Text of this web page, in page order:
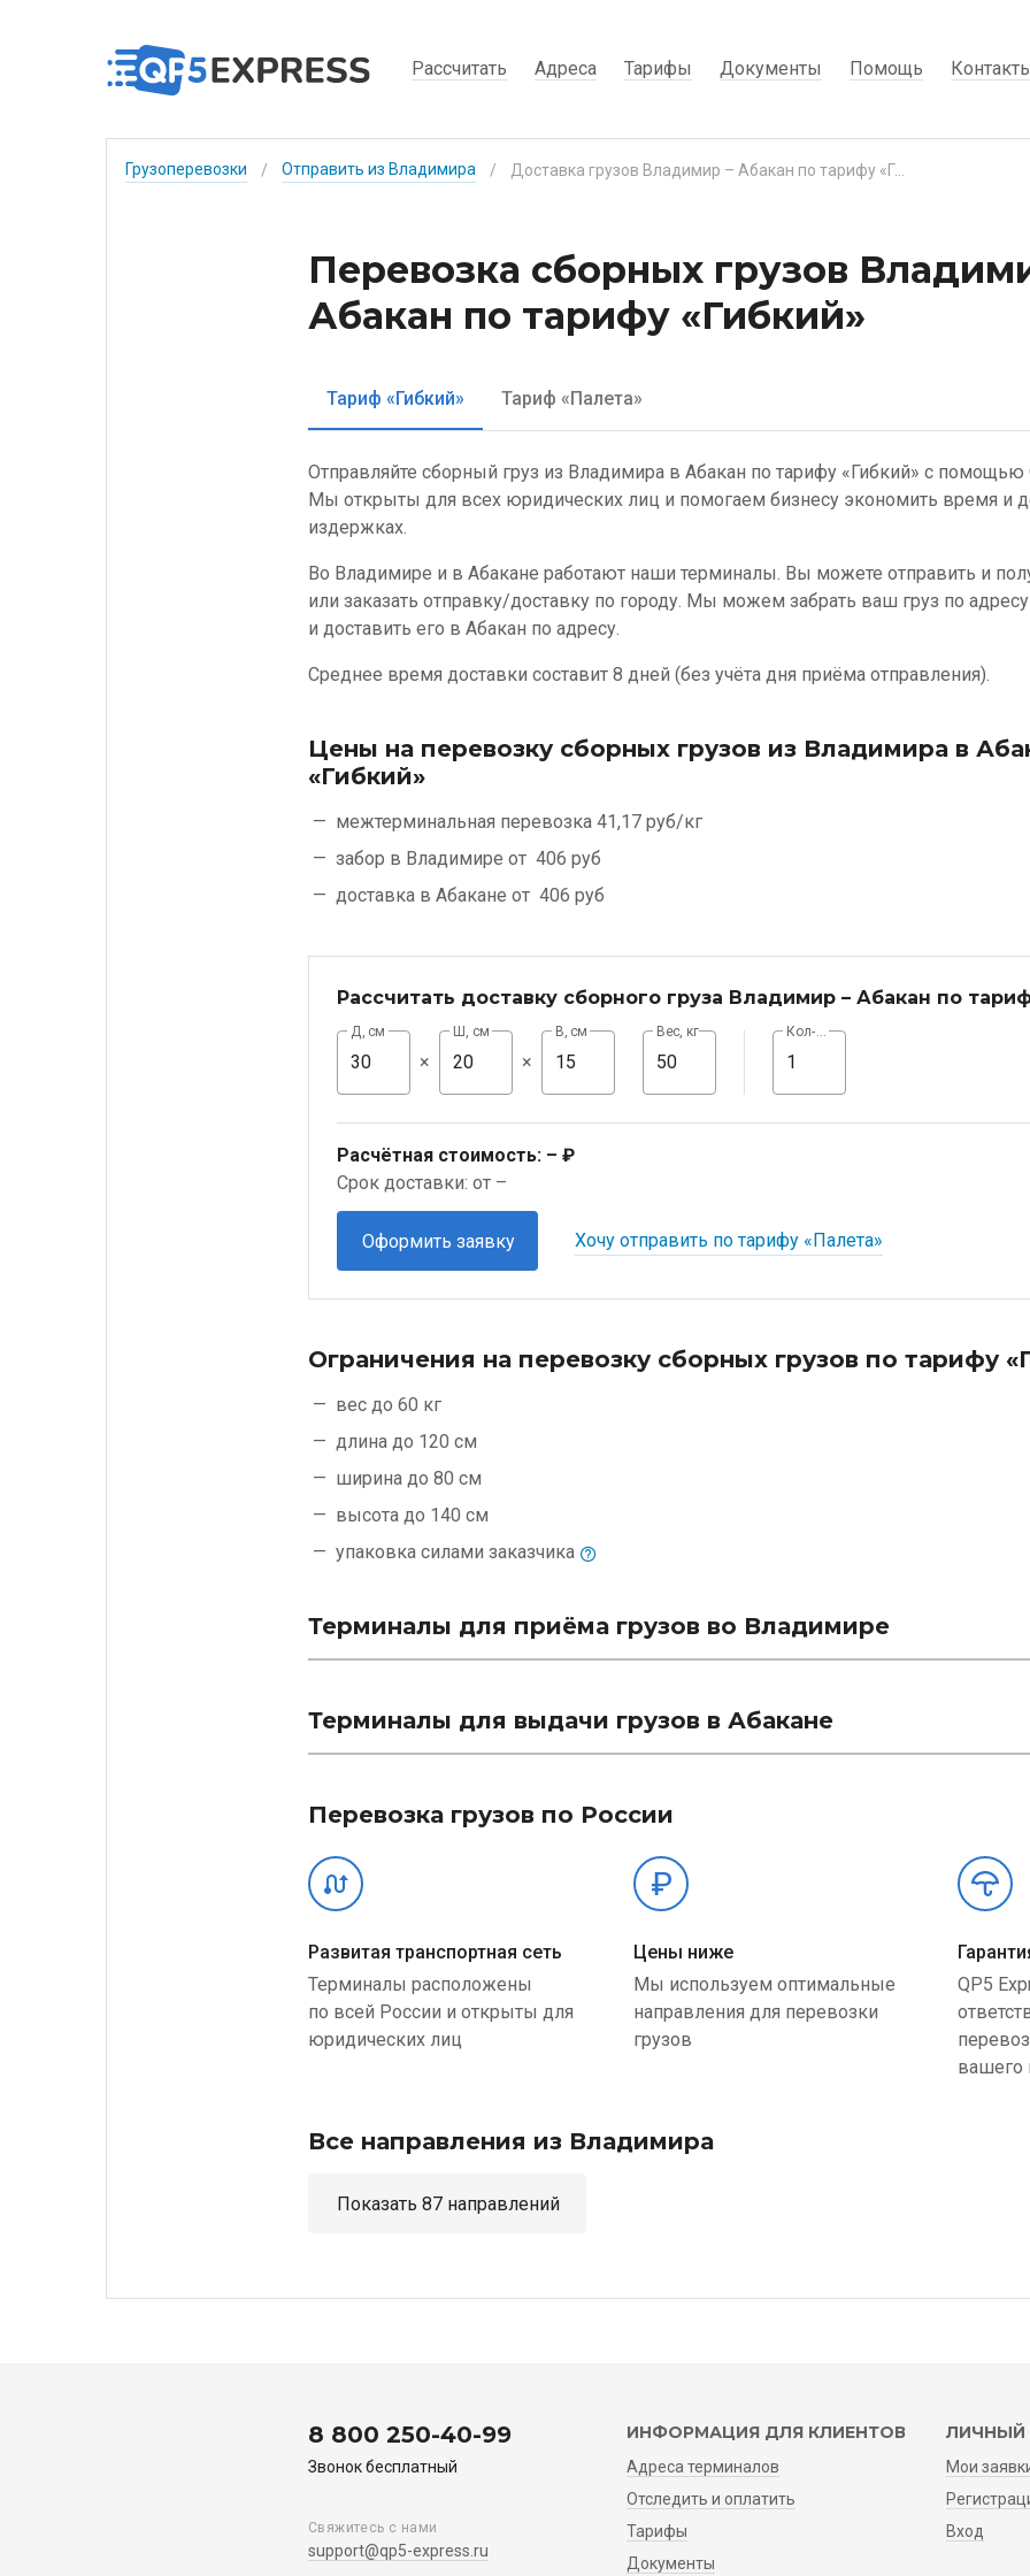
Рассчитать Адреса Тарифы Документы Помощь
Грузоперевозки / Отправить из Владимира / Доставка грузов Владимир – Абакан по тарифу «Гибкий»
Перевозка сборных грузов
Абакан по тарифу «Гибкий»
Тариф «Гибкий» Тариф «Палета»
Отправляйте сборный груз из Владимира в Абакан по тарифу «Гибкий» с помощью
Мы открыты для всех юридических лиц и помогаем бизнесу экономить время и
издержках.
Во Владимире и в Абакане работают наши терминалы. Вы можете отправить и
или заказать отправку/доставку по городу. Мы можем забрать ваш груз по
и доставить его в Абакан по адресу.
Среднее время доставки составит 8 дней (без учёта дня приёма отправления).
Цены на перевозку сборных грузов из Владимира в
«Гибкий»
межтерминальная перевозка 41,17 руб/кг
забор в Владимире от 406 руб
доставка в Абакане от 406 руб
Рассчитать доставку сборного груза Владимир – Абакан по
Д, см
×
Ш, см
×
В, см Вес, кг Кол-во, шт
Расчётная стоимость: – ₽
Срок доставки: от –
Оформить заявку Хочу отправить по тарифу «Палета»
Ограничения на перевозку сборных грузов по тарифу
вес до 60 кг
длина до 120 см
ширина до 80 см
высота до 140 см
упаковка силами заказчика
Терминалы для приёма грузов во Владимире
Терминалы для выдачи грузов в Абакане
Перевозка грузов по России
Развитая транспортная сеть
Терминалы расположены
по всей России и открыты для
юридических лиц
Цены ниже
Мы используем оптимальные
направления для перевозки
грузов
QP5
вашего
Все направления из Владимира
Показать 87 направлений
8 800 250-40-99
Звонок бесплатный
Свяжитесь с нами
support@qp5-express.ru
ИНФОРМАЦИЯ ДЛЯ КЛИЕНТОВ
Адреса терминалов
Отследить и оплатить
Тарифы
Документы
ЛИЧНЫЙ
Мои
Вход